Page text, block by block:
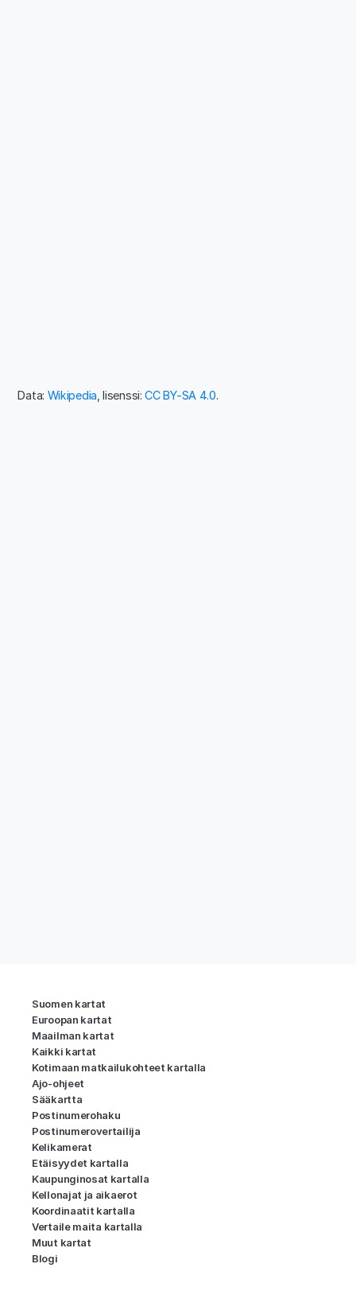
Data: Wikipedia , lisenssi:CC BY-SA 4.0.
Suomen kartat
Euroopan kartat
Maailman kartat
Kaikki kartat
Kotimaan matkailukohteet kartalla
Ajo-ohjeet
Sääkartta
Postinumerohaku
Postinumerovertailija
Kelikamerat
Etäisyydet kartalla
Kaupunginosat kartalla
Kellonajat ja aikaerot
Koordinaatit kartalla
Vertaile maita kartalla
Muut kartat
Blogi